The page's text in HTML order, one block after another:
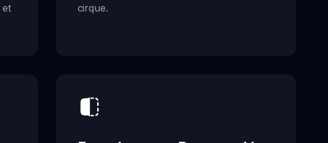
et
cirque.